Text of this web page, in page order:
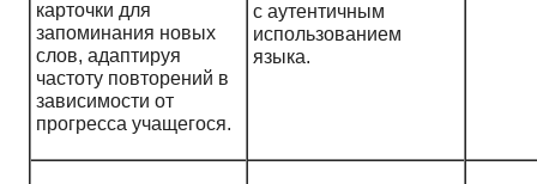
карточки для
запоминания новых
слов, адаптируя
частоту повторений в
зависимости от
прогресса учащегося.
с аутентичным
использованием
языка.